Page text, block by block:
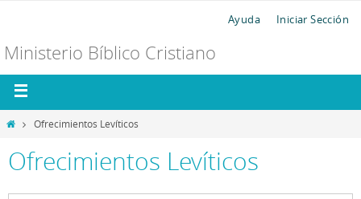
Ayuda Iniciar Sección
Ministerio Bíblico Cristiano
Ofrecimientos Levíticos
Ofrecimientos Levíticos